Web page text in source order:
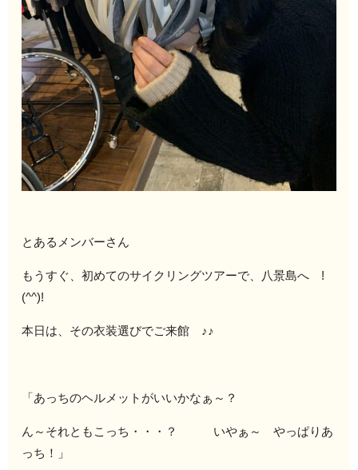
とあるメンバーさん
もうすぐ、初めてのサイクリングツアーで、八景島へ !
(^^)!
本日は、その衣装選びでご来館 ♪♪
「あっちのヘルメットがいいかなぁ～？
ん～それともこっち・・・？ いやぁ～ やっぱりあ
っち！」